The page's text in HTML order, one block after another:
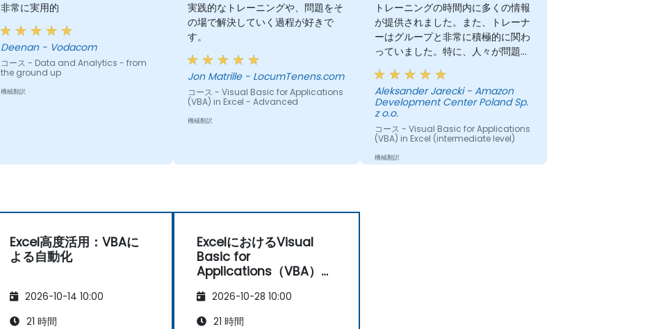
非常に実用的
Deenan - Vodacom
コース - Data and Analytics - from
the ground up
機械翻訳
実践的なトレーニングや、問題をそ
の場で解決していく過程が好きで
す。
Jon Matrille - LocumTenens.com
コース - Visual Basic for Applications
(VBA) in Excel - Advanced
機械翻訳
トレーニングの時間内に多くの情報
が提供されました。また、トレーナ
ーはグループと非常に積極的に関わ
っていました。特に、人々が問題を
抱えたり質問したりしたときもそう
でした。彼が将来のアイデアに関す
る助けを申し出てくれたことはとて
も親切でした。
Aleksander Jarecki - Amazon
Development Center Poland Sp.
z o.o.
コース - Visual Basic for Applications
(VBA) in Excel (intermediate level)
機械翻訳
Excel高度活用：VBAに
よる自動化
2026-10-14 10:00
21 時間
ExcelにおけるVisual
Basic for
Applications（VBA）入
礎 2026-10-28 10:00
21 時間